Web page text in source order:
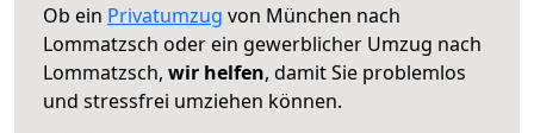
Ob ein Privatumzug von München nach
Lommatzsch oder ein gewerblicher Umzug nach
Lommatzsch, wir helfen, damit Sie problemlos
und stressfrei umziehen können.